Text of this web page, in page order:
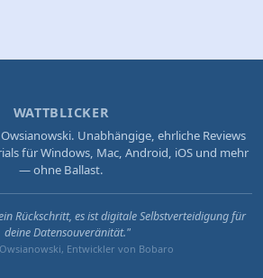
WATTBLICKER
Unabhängige, ehrliche Reviews
für Windows, Mac, Android, iOS und mehr
— ohne Ballast.
Rückschritt, es ist digitale Selbstverteidigung für
deine Datensouveränität."
Entwickler von Bobaro